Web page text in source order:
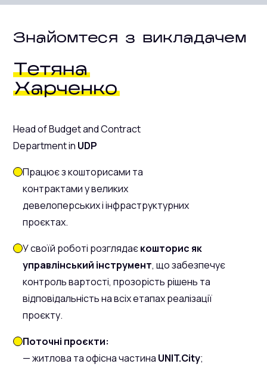
Знайомтеся з викладачем
Head of Budget and Contract
Department in UDP
Працює з кошторисами та
контрактами у великих
девелоперських і інфраструктурних
проєктах.
У своїй роботі розглядаєкошторис як
управлінський інструмент, що забезпечує
контроль вартості, прозорість рішень та
відповідальність на всіх етапах реалізації
проєкту.
Поточні проєкти:
— житлова та офісна частина UNIT.City;